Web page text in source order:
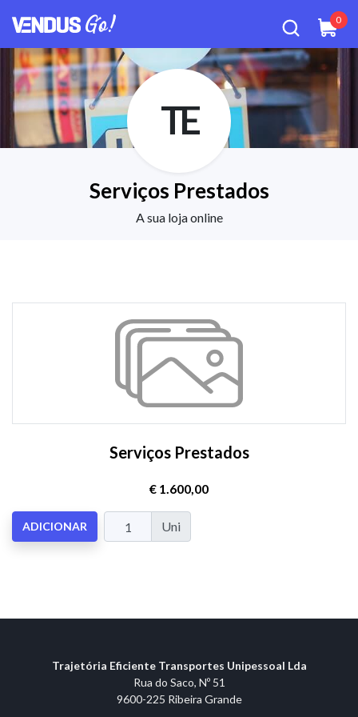
0
TE
Serviços Prestados
A sua loja online
Serviços Prestados
€ 1.600,00
ADICIONAR Uni
Trajetória Eficiente Transportes Unipessoal Lda
Rua do Saco, Nº 51
9600-225 Ribeira Grande